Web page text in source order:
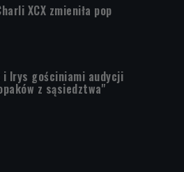
XCX zmieniła pop
i Irys gościniami audycji
z sąsiedztwa"